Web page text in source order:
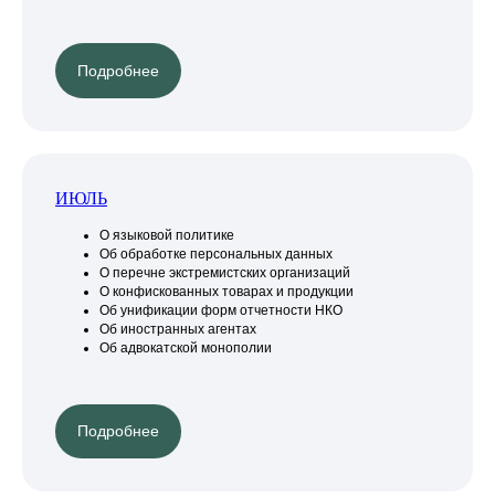
Подробнее
ИЮЛЬ
О языковой политике
Об обработке персональных данных
О перечне экстремистских организаций
О конфискованных товарах и продукции
Об унификации форм отчетности НКО
Об иностранных агентах
Об адвокатской монополии
Подробнее